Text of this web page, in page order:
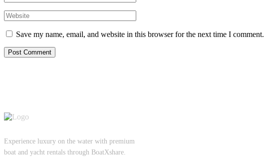
Save my name, email, and website in this browser for the next time I comment.
Post Comment
Experience luxury on the water with premium
boat and yacht rentals through BoatXshare.